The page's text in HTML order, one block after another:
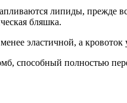
липиды, прежде
бляшка.
эластичной, а кровоток
способный полностью